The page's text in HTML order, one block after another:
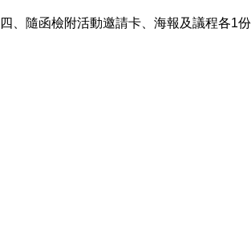
四、隨函檢附活動邀請卡、海報及議程各1份